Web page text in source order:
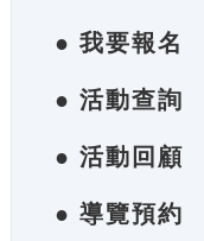
● 我要報名
● 活動查詢
● 活動回顧
● 導覽預約